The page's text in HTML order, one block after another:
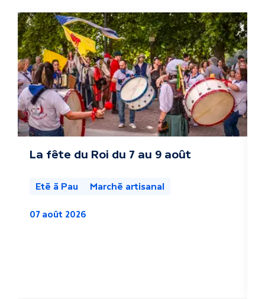
u
t
r
e
s
a
La fête du Roi du 7 au 9 août
Eté à Pau Marché artisanal
07 août 2026